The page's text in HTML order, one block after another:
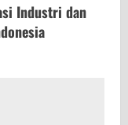
Industri dan